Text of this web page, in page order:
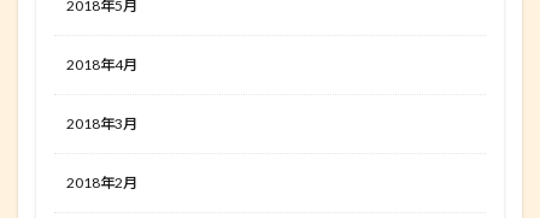
2018年5月
2018年4月
2018年3月
2018年2月